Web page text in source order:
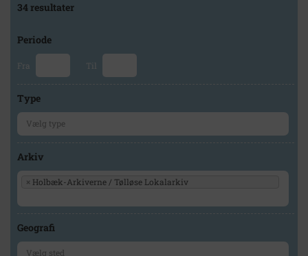
34 resultater
Periode
Fra Til
Type
Arkiv
× Holbæk-Arkiverne / Tølløse Lokalarkiv
Geografi